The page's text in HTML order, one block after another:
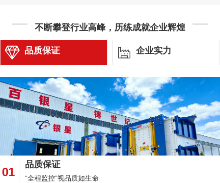
不断攀登行业高峰，历练成就企业辉煌
品质保证 企业实力
01
品质保证
“全程监控”视品质如生命